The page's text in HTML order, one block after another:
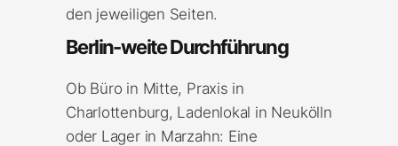
den jeweiligen Seiten.
Berlin-weite Durchführung
Ob Büro in Mitte, Praxis in
Charlottenburg, Ladenlokal in Neukölln
oder Lager in Marzahn: Eine